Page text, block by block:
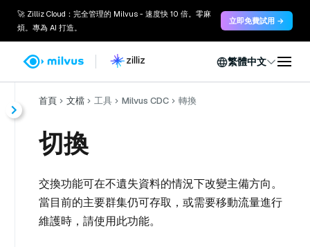
🚀 Zilliz Cloud：完全管理的 Milvus - 速度快 10 倍。零麻
煩。專為 AI 打造。
立即免費試用 →
繁體中文
首頁 文檔 工具 Milvus CDC 轉換
切換
交換功能可在不遺失資料的情況下改變主備方向。
當目前的主要群集仍可存取，或需要移動流量進行
維護時，請使用此功能。